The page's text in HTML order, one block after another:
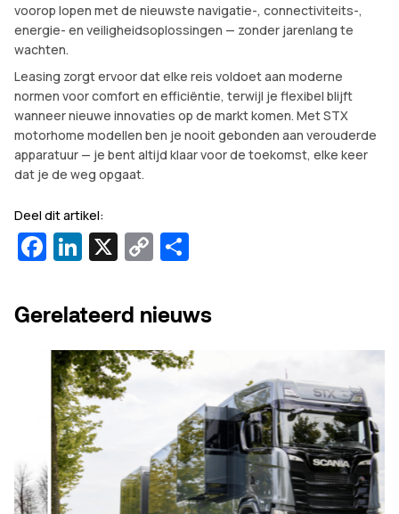
voorop lopen met de nieuwste navigatie-, connectiviteits-,
energie- en veiligheidsoplossingen — zonder jarenlang te
wachten.
Leasing zorgt ervoor dat elke reis voldoet aan moderne
normen voor comfort en efficiëntie, terwijl je flexibel blijft
wanneer nieuwe innovaties op de markt komen. Met STX
motorhome modellen ben je nooit gebonden aan verouderde
apparatuur — je bent altijd klaar voor de toekomst, elke keer
dat je de weg opgaat.
Deel dit artikel:
Facebook
LinkedIn
X Copy
Gerelateerd nieuws